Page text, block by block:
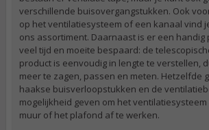
verschillende buisovergangstukken. Ook
op het ventilatiesysteem of een kanaal vind
ons assortiment. Daarnaast is er een handig
veel tijd en moeite bespaard: de
product is eenvoudig in lengte te verstellen,
meer te zagen, passen en meten. Hetzelfde
haakse buisverloopstukken en de
mogelijkheid geven om het
muur of het plafond af te werken.